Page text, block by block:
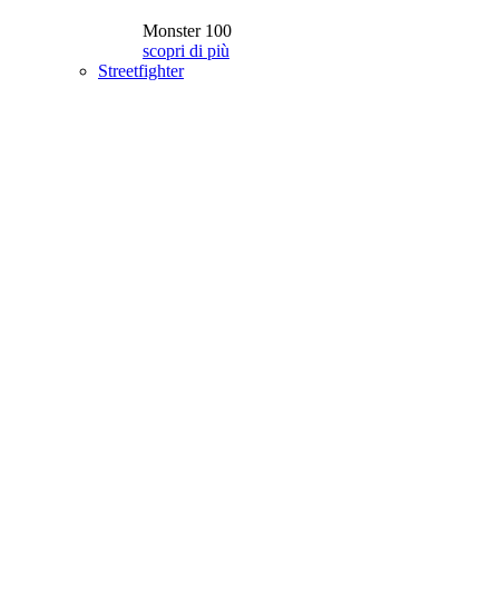
Monster 100
scopri di più
Streetfighter